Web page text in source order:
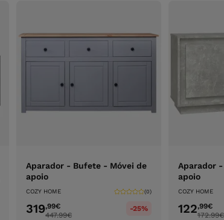
Aparador - Bufete - Móvei de
apoio
COZY HOME (0)
319,99€
447.99€
-25%
Aparador
apoio
COZY HOME
122,99€
172.99€